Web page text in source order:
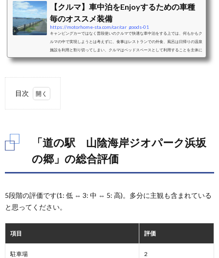
【クルマ】車中泊をEnjoyするための車種
毎のオススメ装備
https://motorhome-sta.com/car/car_goods-01
キャンピングカーではなく普段使いのクルマで快適な車中泊をする上では、何もかもク
ルマの中で実現しようとは考えずに、食事はレストランでの外食、風呂は日帰りの温泉
施設を利用と割り切ってしまい、クルマはベッドスペースとして利用することを主体に
考えることをおすすめします。ベッドスペースとして利用することを考えた際の車中泊
り大人二人＋小さな子供一人程度...
目次
1.
パー
坂の
郷」
の総
価
「道
「道の駅 山陰海岸ジオパーク浜坂
の郷」の総合評価
5段階の評価です(1: 低 ⇔ 3: 中 ⇔ 5: 高)。多分に主観も含まれている
と思ってください。
項目 評価
駐車場 2